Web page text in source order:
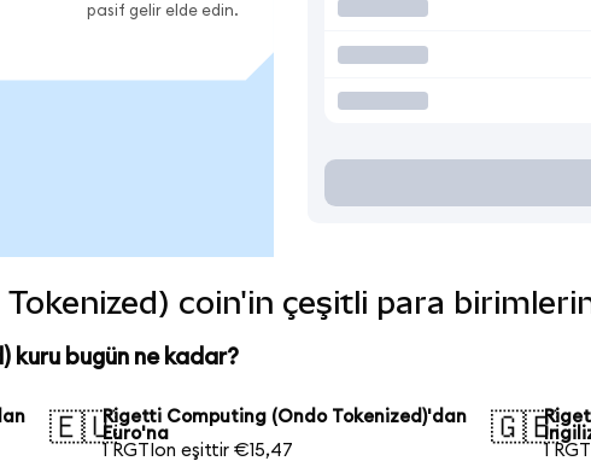
pasif gelir elde edin.
coin'in çeşitli para
kuru bugün ne kadar?
🇪🇺Rigetti Computing (Ondo Tokenized)'dan
Euro'na
1 RGTIon eşittir €15,47
🇬🇧
1